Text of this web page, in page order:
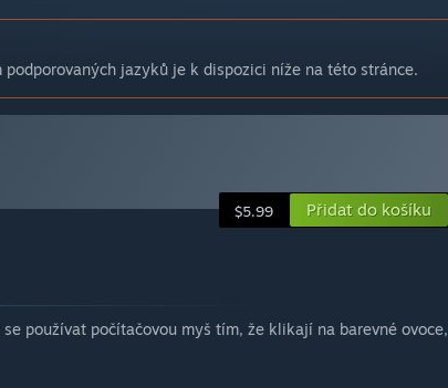
jazyků je k dispozici níže na této stránce.
$5.99 Přidat do košíku
používat počítačovou myš tím, že klikají na barevné ovoce,